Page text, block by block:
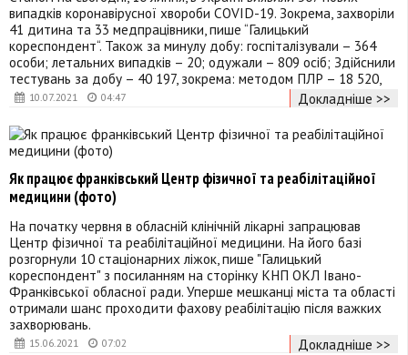
10.07.2021 04:47
випадків коронавірусної хвороби COVID-19. Зокрема, захворіли
41 дитина та 33 медпрацівники, пише “Галицький
кореспондент“. Також за минулу добу: госпіталізували – 364
особи; летальних випадків – 20; одужали – 809 осіб; Здійснили
тестувань за добу – 40 197, зокрема: методом ПЛР – 18 520,
Докладніше >>
15.06.2021 07:02
Як працює франківський Центр фізичної та реабілітаційної
медицини (фото)
На початку червня в обласній клінічній лікарні запрацював
Центр фізичної та реабілітаційної медицини. На його базі
розгорнули 10 стаціонарних ліжок, пише "Галицький
кореспондент" з посиланням на сторінку КНП ОКЛ Івано-
Франківської обласної ради. Уперше мешканці міста та області
отримали шанс проходити фахову реабілітацію після важких
захворювань.
Докладніше >>